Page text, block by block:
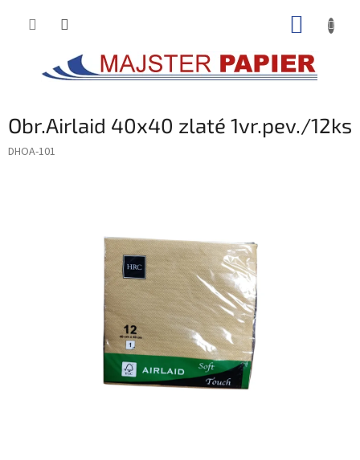
Obr.Airlaid 40x40 zlaté 1vr.pev./12ks
DHOA-101